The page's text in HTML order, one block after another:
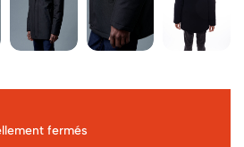
fermés